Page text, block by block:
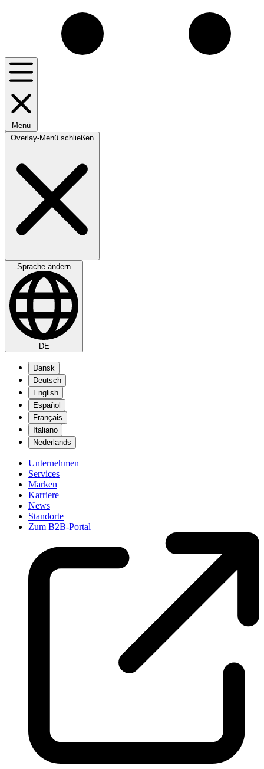
Menü
Overlay-Menü schließen
Sprache ändern
DE
Dansk
Deutsch
English
Español
Français
Italiano
Nederlands
Unternehmen
Services
Marken
Karriere
News
Standorte
Zum B2B-Portal